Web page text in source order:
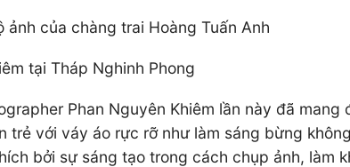
ảnh của chàng trai Hoàng Tuấn Anh
tại Tháp Nghinh Phong
Phan Nguyên Khiêm lần này đã
với váy áo rực rỡ như làm sáng bừng
bởi sự sáng tạo trong cách chụp ảnh, làm